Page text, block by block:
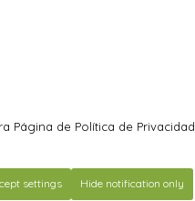
de Política de Privacidad.
settings Hide notification only